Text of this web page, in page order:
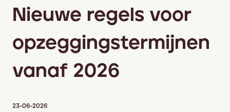
Nieuwe regels voor
opzeggingstermijnen
vanaf 2026
23-06-2026